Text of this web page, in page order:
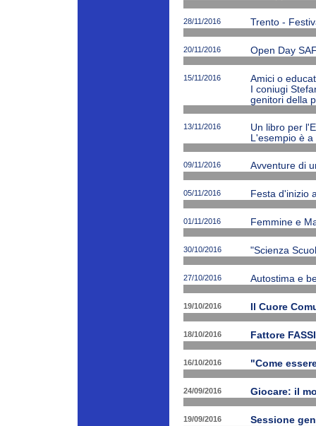
28/11/2016 Trento -
20/11/2016 Open Day
15/11/2016
Amici o
I coniugi
genitori della
13/11/2016
Un libro per
L'esempio è a
09/11/2016 Avventure di
05/11/2016 Festa d'inizio
01/11/2016 Femmine e
30/10/2016 "Scienza
27/10/2016 Autostima e
19/10/2016 Il Cuore
18/10/2016 Fattore FASSI
16/10/2016 "Come
24/09/2016 Giocare: il
19/09/2016 Sessione